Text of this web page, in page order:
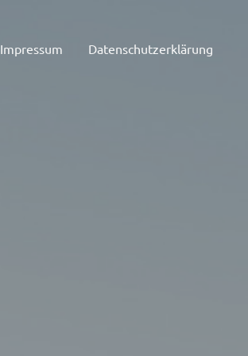
Impressum Datenschutzerklärung